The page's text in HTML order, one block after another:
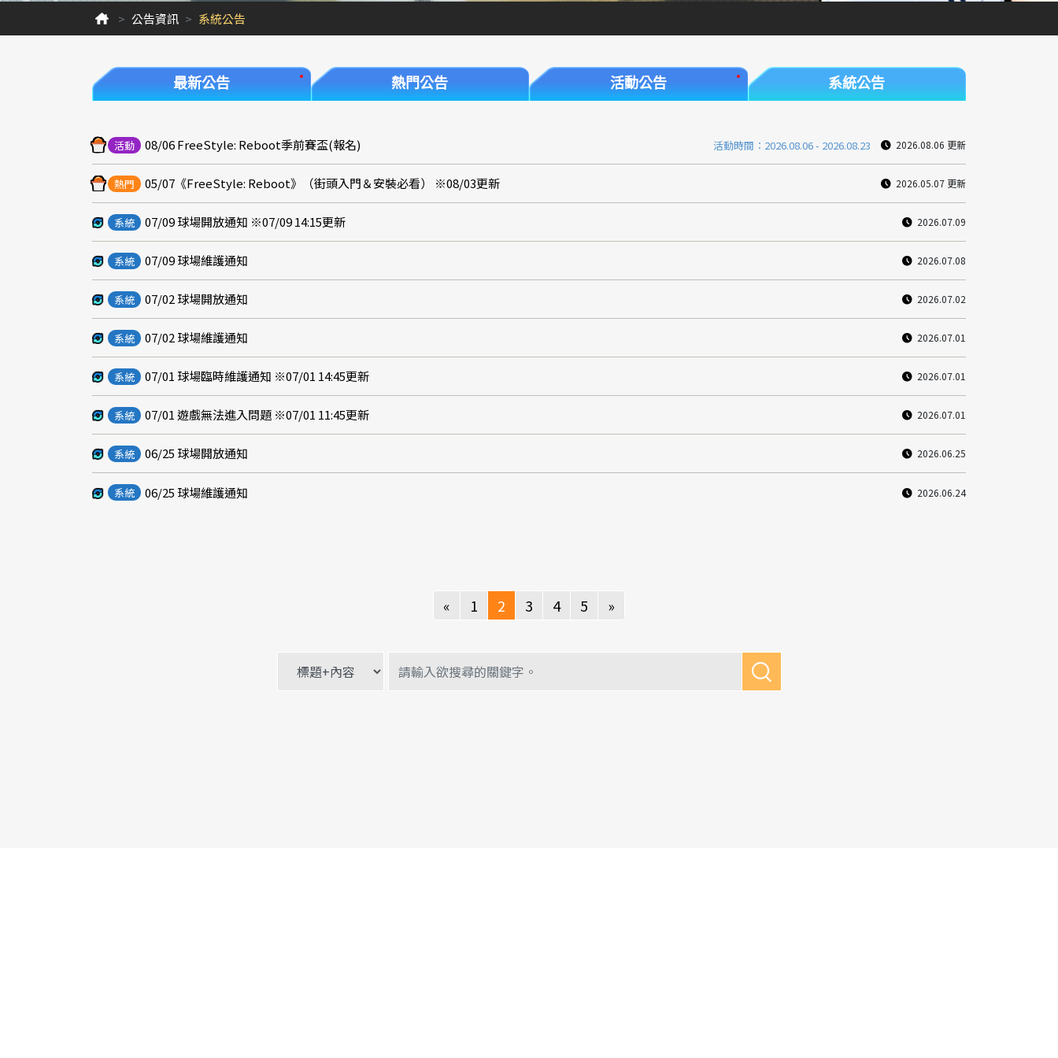
公告資訊 系統公告
最新公告 熱門公告 活動公告 系統公告
活動 08/06 FreeStyle: Reboot季前賽盃(報名) 活動時間： 2026.08.06 - 2026.08.23 2026.08.06 更新
熱門 05/07《FreeStyle: Reboot》（街頭入門＆安裝必看） ※08/03更新 2026.05.07 更新
系統 07/09 球場開放通知 ※07/09 14:15更新 2026.07.09
系統 07/09 球場維護通知 2026.07.08
系統 07/02 球場開放通知 2026.07.02
系統 07/02 球場維護通知 2026.07.01
系統 07/01 球場臨時維護通知 ※07/01 14:45更新 2026.07.01
系統 07/01 遊戲無法進入問題 ※07/01 11:45更新 2026.07.01
系統 06/25 球場開放通知 2026.06.25
系統 06/25 球場維護通知 2026.06.24
« Previous
1 2 3 4 5 »